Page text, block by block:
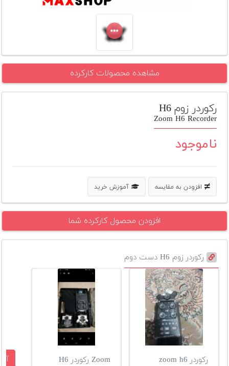
افزودن
دست
دوم
لیست
قیمت
دوربین
مشاهده محصولات کارکرده
رکوردر زوم H6
Zoom H6 Recorder
ناموجود
افزودن به مقایسه آموزش خرید
افزودن محصول کارکرده شما
رکوردر زوم H6 دست دوم
رکوردر zoom h6 Zoom رکوردر H6